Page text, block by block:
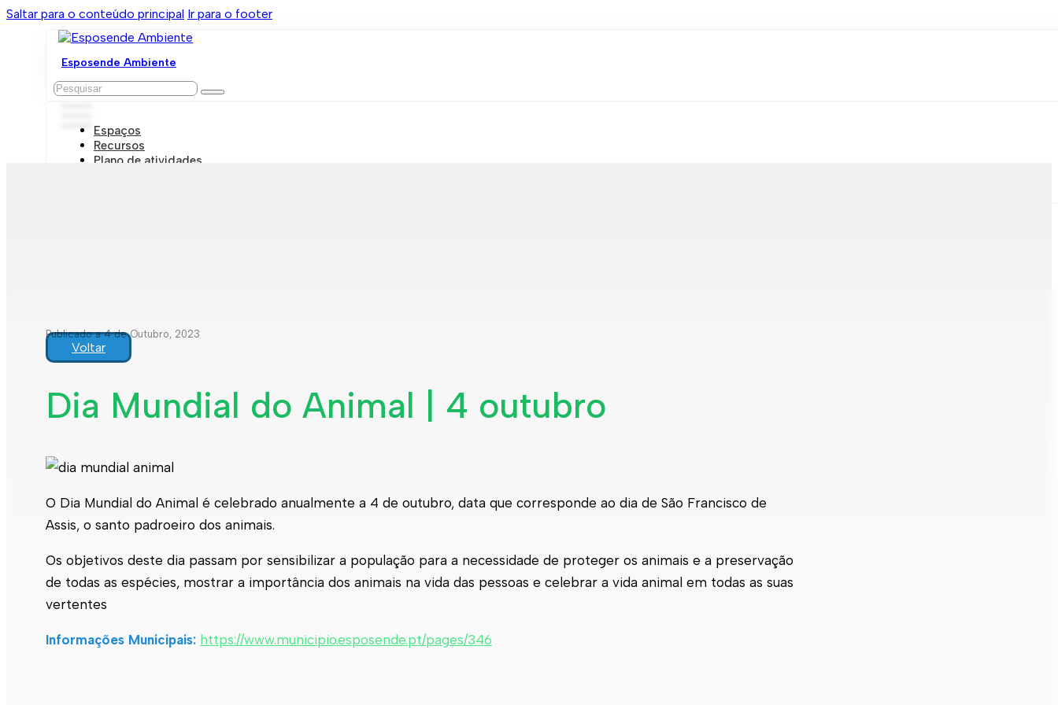
Saltar para o conteúdo principal Ir para o footer
Esposende Ambiente
Pesquisar
Espaços
Recursos
Plano de atividades
Publicado a 4 de Outubro, 2023
Voltar
Dia Mundial do Animal | 4 outubro
O Dia Mundial do Animal é celebrado anualmente a 4 de outubro, data que corresponde ao dia de São Francisco de
Assis, o santo padroeiro dos animais.
Os objetivos deste dia passam por sensibilizar a população para a necessidade de proteger os animais e a preservação
de todas as espécies, mostrar a importância dos animais na vida das pessoas e celebrar a vida animal em todas as suas
vertentes
Informações Municipais: https://www.municipio.esposende.pt/pages/346